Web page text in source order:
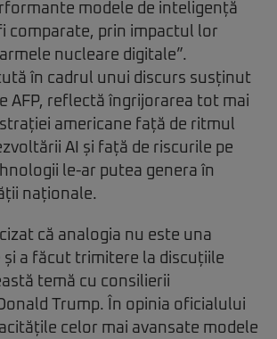
modele de inteligență
comparate, prin impactul lor
nucleare digitale”.
în cadrul unui discurs susținut
AFP, reflectă îngrijorarea tot mai
americane față de ritmul
AI și față de riscurile pe
le-ar putea genera în
naționale.
că analogia nu este una
a făcut trimitere la discuțiile
temă cu consilierii
Trump. În opinia oficialului
celor mai avansate modele